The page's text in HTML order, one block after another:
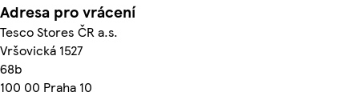
Adresa pro vrácení
Tesco Stores ČR a.s.
Vršovická 1527
68b
100 00 Praha 10